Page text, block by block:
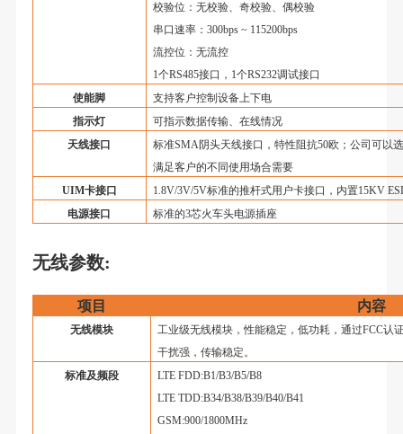
校验位：无校验、奇校验、偶校验
串口速率：300bps ~ 115200bps
流控位：无流控
1个RS485接口，1个RS232调试接口
使能脚
支持客户控制设备上下电
指示灯
可指示数据传输、在线情况
天线接口
标准SMA阴头天线接口，特性阻抗50欧；公司可以
满足客户的不同使用场合需要
UIM卡接口
1.8V/3V/5V标准的推杆式用户卡接口，内置15KV
电源接口 标准的3芯火车头电源插座
无线参数:
项目 内容
无线模块
工业级无线模块，性能稳定，低功耗，通过FCC认
干扰强，传输稳定。
标准及频段
LTE FDD:B1/B3/B5/B8
LTE TDD:B34/B38/B39/B40/B41
GSM:900/1800MHz